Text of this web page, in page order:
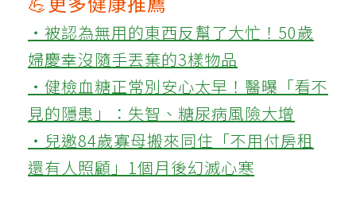
‧被認為無用的東西反幫了大忙！50歲
婦慶幸沒隨手丟棄的3樣物品
‧健檢血糖正常別安心太早！醫曝「看不
見的隱患」：失智、糖尿病風險大增
‧兒邀84歲寡母搬來同住「不用付房租
還有人照顧」1個月後幻滅心寒